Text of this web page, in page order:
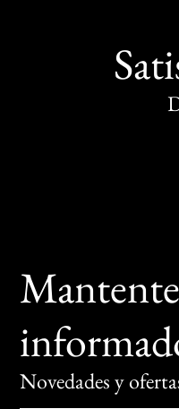
Mantente
Novedades y